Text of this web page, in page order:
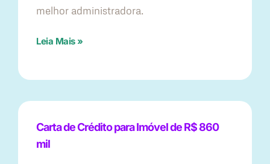
melhor administradora.
Leia Mais »
Carta de Crédito para Imóvel de R$ 860
mil